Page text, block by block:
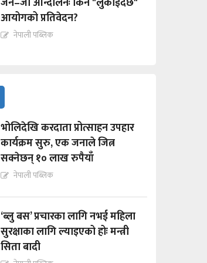
आयोगको प्रतिवेदन?
नेपाली पब्लिक
भोलिदेखि करदाता प्रोत्साहन उपहार
कार्यक्रम सुरु, एक जनाले जित्न
सक्नेछन् १० लाख रुपैयाँ
नेपाली पब्लिक
‘ब्लु बस’ प्रचारका लागि नभई महिला
सुरक्षाका लागि ल्याइएको होः मन्त्री
सिता बादी